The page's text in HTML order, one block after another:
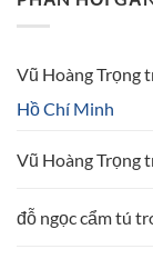
Vũ Hoàng Trọng
Hồ Chí Minh
Vũ Hoàng Trọng
đỗ ngọc cẩm tú